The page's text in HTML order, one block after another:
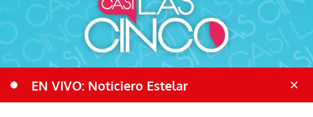
EN VIVO: Noticiero Estelar